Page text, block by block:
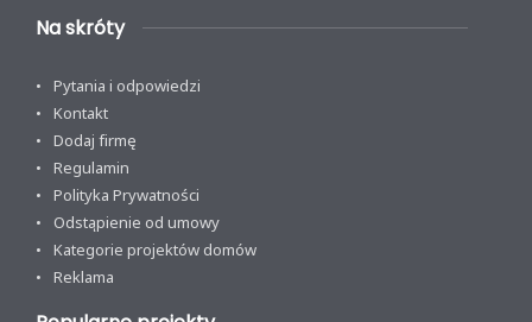
Na skróty
Pytania i odpowiedzi
Kontakt
Dodaj firmę
Regulamin
Polityka Prywatności
Odstąpienie od umowy
Kategorie projektów domów
Reklama